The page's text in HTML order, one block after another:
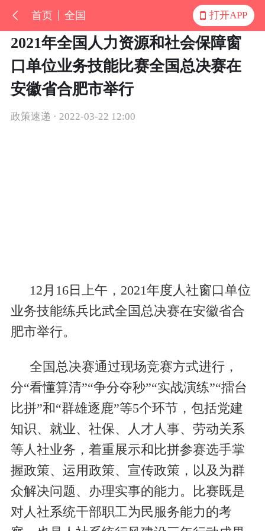
首页 全国 打开APP
2021年全国人力资源和社会保障窗
口单位业务技能比赛全国总决赛在
安徽省合肥市举行
政策速递 · 2022-03-22 12:00
12月16日上午，2021年度人社窗口单位
业务技能练兵比武全国总决赛在安徽省合
肥市举行。
全国总决赛通过现场竞赛方式进行，
分“看懂算清”“争分夺秒”“实战演练”“擂台
比拼”和“群雄逐鹿”等5个环节，包括党建
知识、就业、社保、人才人事、劳动关系
等人社业务，着重展示和比拼参赛选手掌
握政策、运用政策、宣传政策，以及为群
众解决问题、办理实事的能力。比赛既是
对人社系统干部职工为民服务能力的考